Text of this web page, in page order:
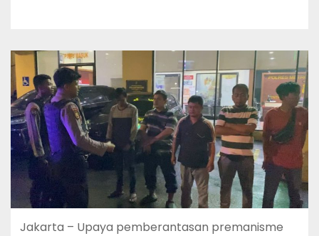
Jakarta – Upaya pemberantasan premanisme